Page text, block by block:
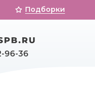
96-36
Подборки